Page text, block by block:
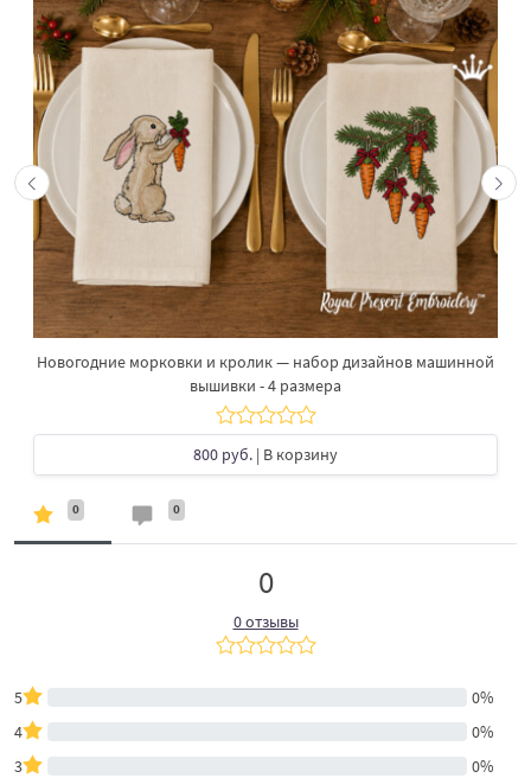
Новогодние морковки и кролик — набор дизайнов машинной
вышивки - 4 размера
800 руб. | В корзину
0 0
0
0 отзывы
5
0%
4
0%
3
0%